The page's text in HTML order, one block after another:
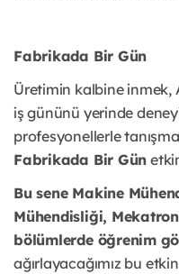
Fabrikada Bir Gün
Üretimin kalbine inmek,
iş gününü yerinde
profesyonellerle
Fabrikada Bir Gün
Bu sene Makine
Mühendisliği,
bölümlerde öğrenim
ağırlayacağımız bu